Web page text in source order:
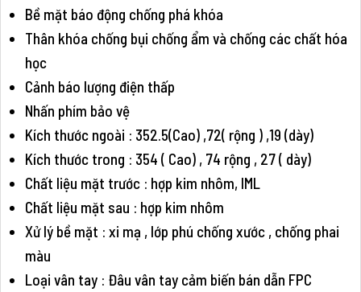
Bề mặt báo động chống phá khóa
Thân khóa chống bụi chống ẩm và chống các chất hóa
học
Cảnh báo lượng điện thấp
Nhấn phím bảo vệ
Kích thước ngoài : 352.5(Cao) ,72( rộng ) ,19 (dày)
Kích thước trong : 354 ( Cao) , 74 rộng , 27 ( dày)
Chất liệu mặt trước : hợp kim nhôm, IML
Chất liệu mặt sau : hợp kim nhôm
Xử lý bề mặt : xi mạ , lớp phú chống xước , chống phai
màu
Loại vân tay : Đâu vân tay cảm biến bán dẫn FPC